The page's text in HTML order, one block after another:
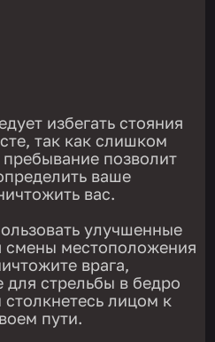
избегать стояния
так как слишком
позволит
ваше
вас.
улучшенные
смены местоположения
врага,
для стрельбы в бедро
лицом к
пути.